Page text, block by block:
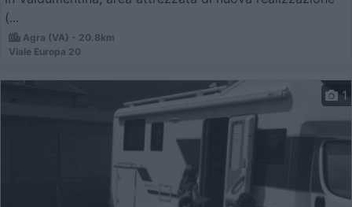
(...
Agra (VA) - 20.8km
Viale Europa 20
1